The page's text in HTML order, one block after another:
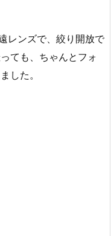
レンズで、絞り開放で
ても、ちゃんとフォ
した。